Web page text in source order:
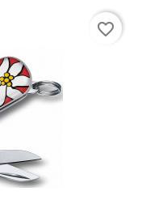
favorite_border